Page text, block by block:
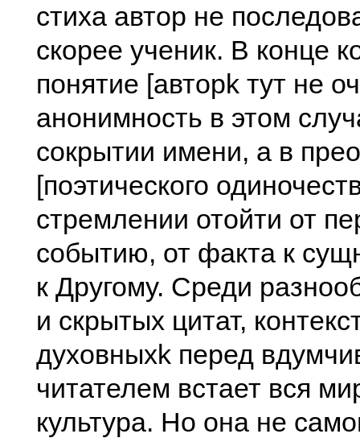
стиха автор не
скорее ученик. В конце
понятие [авторk тут не
анонимность в этом
сокрытии имени, а в
[поэтического
стремлении отойти от
событию, от факта к
к Другому. Среди
и скрытых цитат,
духовныхk перед
читателем встает вся
культура. Но она не